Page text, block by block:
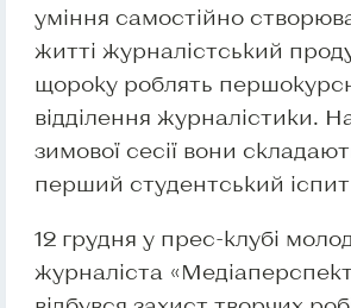
уміння самостійно
житті журналістський
щороку роблять
відділення журналістики.
зимової сесії вони
перший студентський
12 грудня у прес-клубі
журналіста